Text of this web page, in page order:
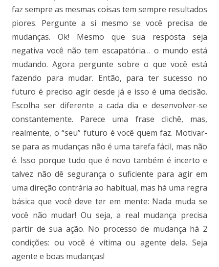
faz sempre as mesmas coisas tem sempre resultados
piores. Pergunte a si mesmo se você precisa de
mudanças. Ok! Mesmo que sua resposta seja
negativa você não tem escapatória… o mundo está
mudando. Agora pergunte sobre o que você está
fazendo para mudar. Então, para ter sucesso no
futuro é preciso agir desde já e isso é uma decisão.
Escolha ser diferente a cada dia e desenvolver-se
constantemente. Parece uma frase clichê, mas,
realmente, o “seu” futuro é você quem faz. Motivar-
se para as mudanças não é uma tarefa fácil, mas não
é. Isso porque tudo que é novo também é incerto e
talvez não dê segurança o suficiente para agir em
uma direção contrária ao habitual, mas há uma regra
básica que você deve ter em mente: Nada muda se
você não mudar! Ou seja, a real mudança precisa
partir de sua ação. No processo de mudança há 2
condições: ou você é vítima ou agente dela. Seja
agente e boas mudanças!